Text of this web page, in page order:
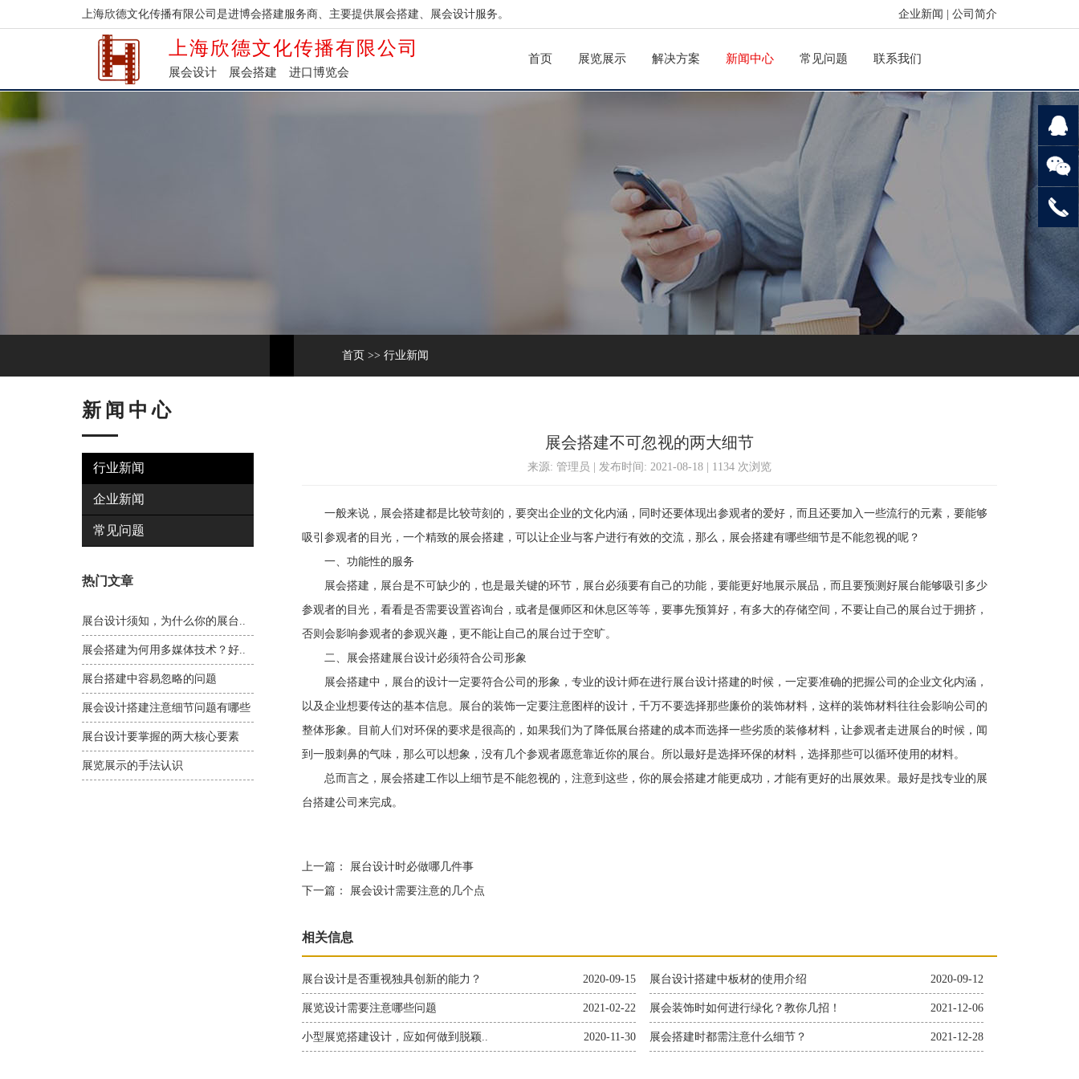
企业新闻 公司简介
上海欣德文化传播有限公司是进博会搭建服务商、主要提供展会搭建、展会设计服务。
上海欣德文化传播有限公司
展会设计 展会搭建 进口博览会
首页 展览展示 解决方案 新闻中心 常见问题 联系我们
首页 >> 行业新闻
新闻中心
行业新闻
企业新闻
常见问题
热门文章
展台设计须知，为什么你的展台..
展会搭建为何用多媒体技术？好..
展台搭建中容易忽略的问题
展会设计搭建注意细节问题有哪些
展台设计要掌握的两大核心要素
展览展示的手法认识
展会搭建不可忽视的两大细节
来源: 管理员 | 发布时间: 2021-08-18 | 1134 次浏览
一般来说，展会搭建都是比较苛刻的，要突出企业的文化内涵，同时还要体现出参观者的爱好，而且还要加入一些流行的元素，要能够
吸引参观者的目光，一个精致的展会搭建，可以让企业与客户进行有效的交流，那么，展会搭建有哪些细节是不能忽视的呢？
一、功能性的服务
展会搭建，展台是不可缺少的，也是最关键的环节，展台必须要有自己的功能，要能更好地展示展品，而且要预测好展台能够吸引多少
参观者的目光，看看是否需要设置咨询台，或者是偃师区和休息区等等，要事先预算好，有多大的存储空间，不要让自己的展台过于拥挤，
否则会影响参观者的参观兴趣，更不能让自己的展台过于空旷。
二、展会搭建展台设计必须符合公司形象
展会搭建中，展台的设计一定要符合公司的形象，专业的设计师在进行展台设计搭建的时候，一定要准确的把握公司的企业文化内涵，
以及企业想要传达的基本信息。展台的装饰一定要注意图样的设计，千万不要选择那些廉价的装饰材料，这样的装饰材料往往会影响公司的
整体形象。目前人们对环保的要求是很高的，如果我们为了降低展台搭建的成本而选择一些劣质的装修材料，让参观者走进展台的时候，闻
到一股刺鼻的气味，那么可以想象，没有几个参观者愿意靠近你的展台。所以最好是选择环保的材料，选择那些可以循环使用的材料。
总而言之，展会搭建工作以上细节是不能忽视的，注意到这些，你的展会搭建才能更成功，才能有更好的出展效果。最好是找专业的展
台搭建公司来完成。
上一篇：
展台设计时必做哪几件事
下一篇：
展会设计需要注意的几个点
相关信息
2020-09-15
展台设计是否重视独具创新的能力？ 2020-09-12
展台设计搭建中板材的使用介绍
2021-02-22
展览设计需要注意哪些问题 2021-12-06
展会装饰时如何进行绿化？教你几招！
2020-11-30
小型展览搭建设计，应如何做到脱颖.. 2021-12-28
展会搭建时都需注意什么细节？